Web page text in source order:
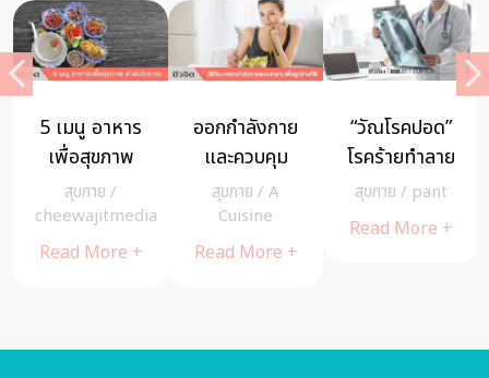
ชวนรู้จัก
COGNITIVE
TRAINING
ฝึกให้สมอง
ทำงานหลาย ๆ
สุขกาย /
cheewajitmedia
Read More +
8 อาหารที่ไม่
ควรกินคู่กับ
เครื่องดื่ม
แอลกอฮอล์
ทำสุขภาพแย่
สุขกาย /
cheewajitmedia
Read More +
อย่าให้ปัญหา
ข้อเข่าเสื่อม
ทำลาย
คุณภาพชีวิต
สุขกาย /A
Cuisine